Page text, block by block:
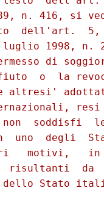
n. 416, si
dell'art.
1998, n.
di
o  la
altresi'
soddisfi
uno  degli
motivi,
risultanti  da